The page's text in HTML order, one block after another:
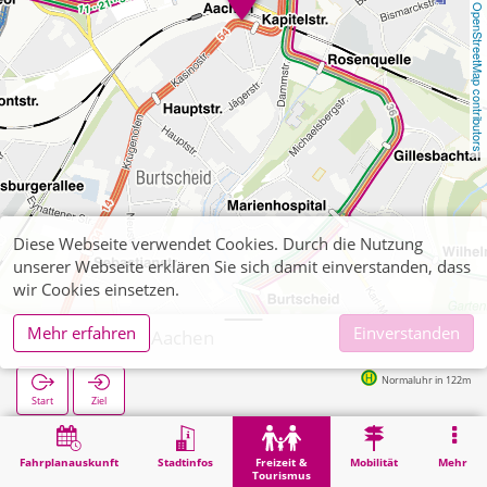
OpenStreetMap contributors
Fahrplanauskunft Stadtinfos
Freizeit &
Tourismus
Mobilität Mehr
A&O Hostel Aachen
Start Ziel
Normaluhr in 122m
Freizeit & Tourismus Unterhaltung A&O Hostel Aachen
Diese Webseite verwendet Cookies. Durch die Nutzung
unserer Webseite erklären Sie sich damit einverstanden, dass
wir Cookies einsetzen.
Mehr erfahren
Einverstanden